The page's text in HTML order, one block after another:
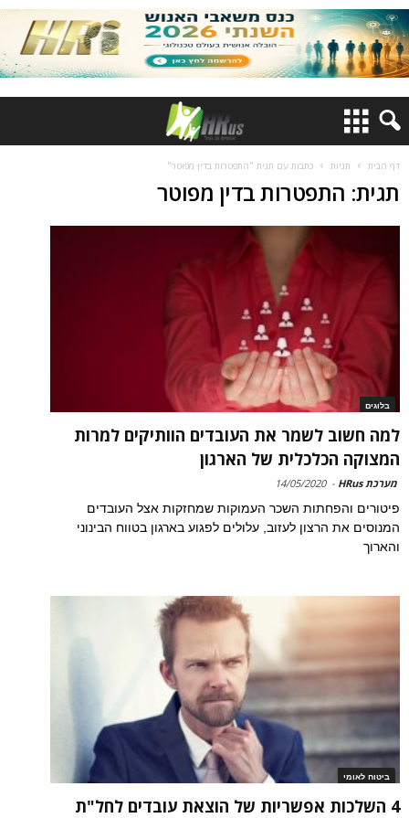
דף הבית תגיות כתבות עם תגית "התפטרות בדין מפוטר"
תגית: התפטרות בדין מפוטר
בלוגים
למה חשוב לשמר את העובדים הוותיקים למרות
המצוקה הכלכלית של הארגון
מערכת HRus -
14/05/2020
פיטורים והפחתות השכר העמוקות שמחזקות אצל העובדים
המנוסים את הרצון לעזוב, עלולים לפגוע בארגון בטווח הבינוני
והארוך
ביטוח לאומי
4 השלכות אפשריות של הוצאת עובדים לחל"ת